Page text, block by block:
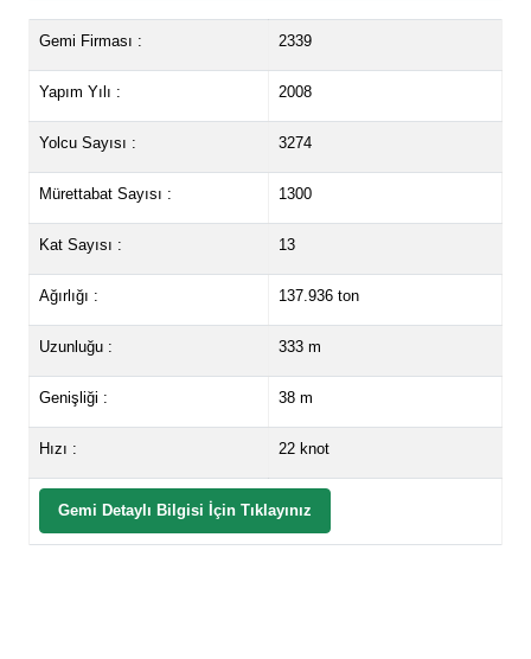
Gemi Firması : 2339
Yapım Yılı : 2008
Yolcu Sayısı : 3274
Mürettabat Sayısı : 1300
Kat Sayısı : 13
Ağırlığı : 137.936 ton
Uzunluğu : 333 m
Genişliği : 38 m
Hızı : 22 knot
Gemi Detaylı Bilgisi İçin Tıklayınız